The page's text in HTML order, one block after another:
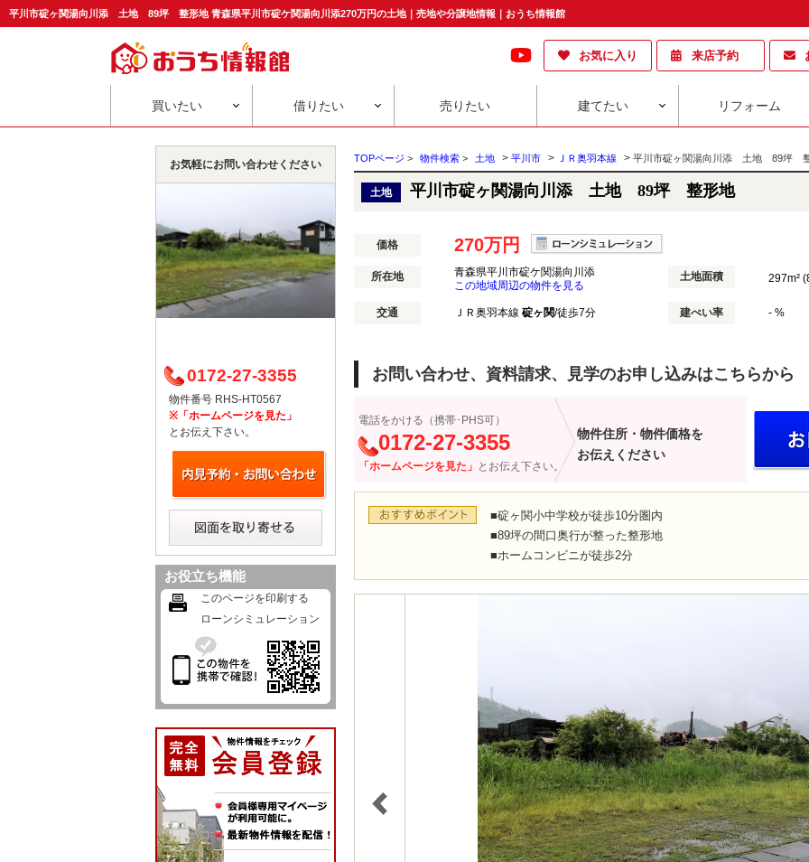
平川市碇ヶ関湯向川添 土地 89坪 整形地 青森県平川市碇ケ関湯向川添270万円の土地｜売地や分譲地情報｜おうち情報館
お気に入り 来店予約
買いたい 借りたい 売りたい 建てたい リフォーム
TOPページ > 物件検索 > 土地 > 平川市 > ＪＲ奥羽本線 > 平川市碇ヶ関湯向川添 土地 89坪
土地 平川市碇ヶ関湯向川添 土地 89坪 整形地
価格 270万円
所在地
青森県平川市碇ケ関湯向川添
この地域周辺の物件を見る
土地面積 297m²
交通 ＪＲ奥羽本線 碇ヶ関/徒歩7分 建ぺい率 - %
お問い合わせ、資料請求、見学のお申し込みはこちらから
電話をかける（携帯･PHS可）
0172-27-3355
「ホームページを見た」 とお伝え下さい。
物件住所・物件価格を
お伝えください
■碇ヶ関小中学校が徒歩10分圏内
■89坪の間口奥行が整った整形地
■ホームコンビニが徒歩2分
お気軽にお問い合わせください
0172-27-3355
物件番号 RHS-HT0567
※「ホームページを見た」
とお伝え下さい。
お役立ち機能
このページを印刷する
ローンシミュレーション